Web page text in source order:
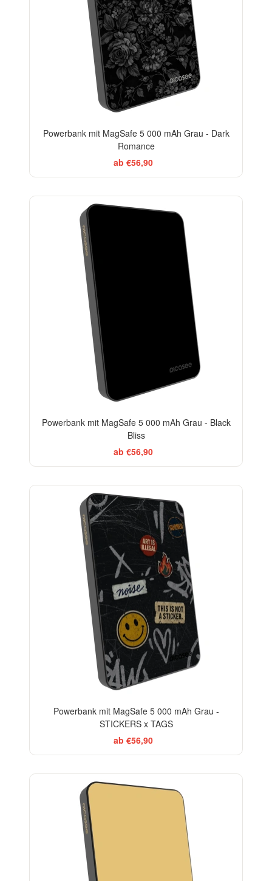
Powerbank mit MagSafe 5 000 mAh Grau - Dark
Romance
ab €56,90
Powerbank mit MagSafe 5 000 mAh Grau - Black
Bliss
ab €56,90
Powerbank mit MagSafe 5 000 mAh Grau -
STICKERS x TAGS
ab €56,90